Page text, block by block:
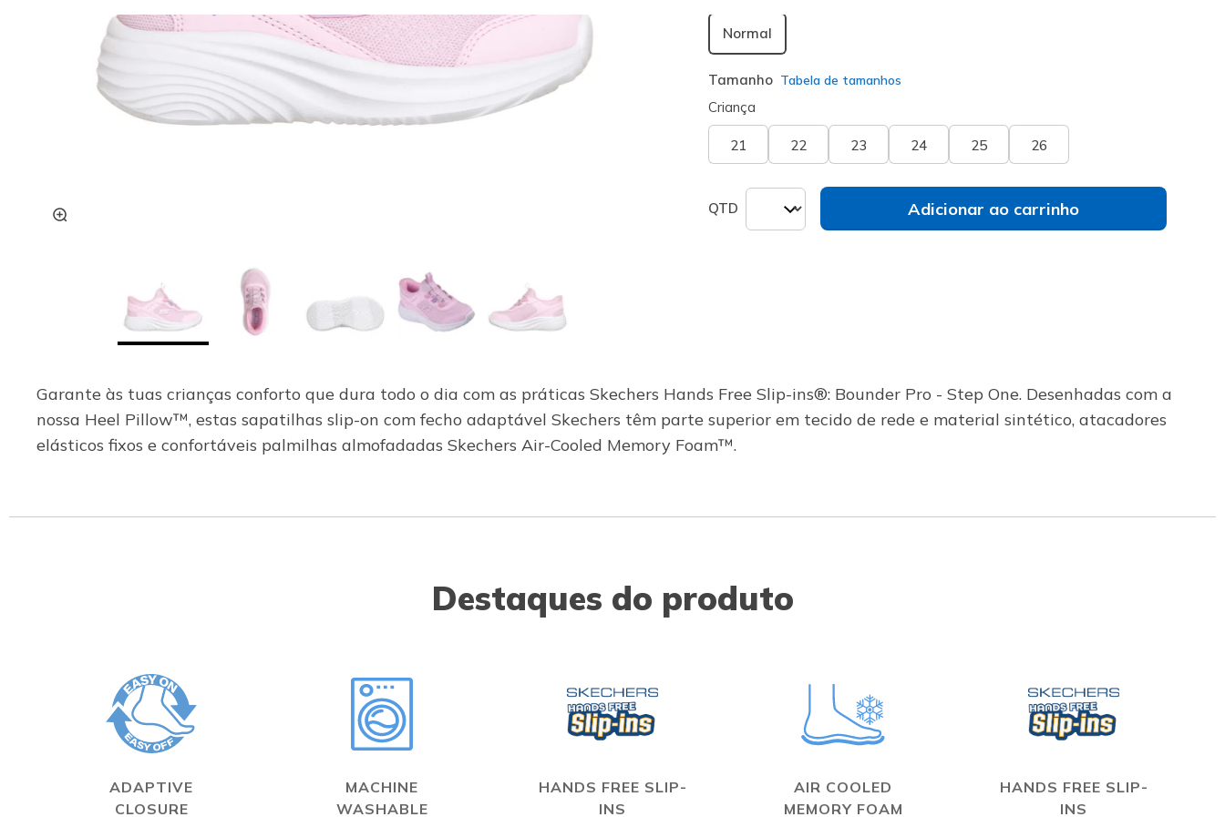
Normal
Tamanho Tabela de tamanhos
Criança
21 22 23 24 25 26
QTD Adicionar ao carrinho
Garante às tuas crianças conforto que dura todo o dia com as práticas Skechers Hands Free Slip-ins®: Bounder Pro - Step One. Desenhadas com a
nossa Heel Pillow™, estas sapatilhas slip-on com fecho adaptável Skechers têm parte superior em tecido de rede e material sintético, atacadores
elásticos fixos e confortáveis palmilhas almofadadas Skechers Air-Cooled Memory Foam™.
Destaques do produto
ADAPTIVE
CLOSURE
MACHINE
WASHABLE
HANDS FREE SLIP-
INS
AIR COOLED
MEMORY FOAM
HANDS FREE SLIP-
INS